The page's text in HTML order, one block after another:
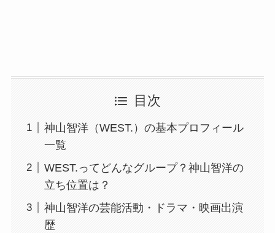
目次
神山智洋（WEST.）の基本プロフィール
一覧
WEST.ってどんなグループ？神山智洋の
立ち位置は？
神山智洋の芸能活動・ドラマ・映画出演
歴